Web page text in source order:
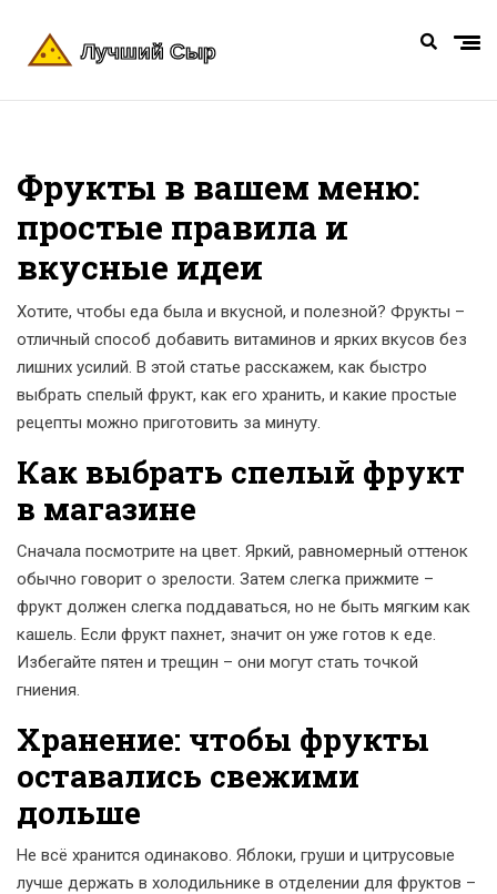
Фрукты в вашем меню:
простые правила и
вкусные идеи
Хотите, чтобы еда была и вкусной, и полезной? Фрукты –
отличный способ добавить витаминов и ярких вкусов без
лишних усилий. В этой статье расскажем, как быстро
выбрать спелый фрукт, как его хранить, и какие простые
рецепты можно приготовить за минуту.
Как выбрать спелый фрукт
в магазине
Сначала посмотрите на цвет. Яркий, равномерный оттенок
обычно говорит о зрелости. Затем слегка прижмите –
фрукт должен слегка поддаваться, но не быть мягким как
кашель. Если фрукт пахнет, значит он уже готов к еде.
Избегайте пятен и трещин – они могут стать точкой
гниения.
Хранение: чтобы фрукты
оставались свежими
дольше
Не всё хранится одинаково. Яблоки, груши и цитрусовые
лучше держать в холодильнике в отделении для фруктов –